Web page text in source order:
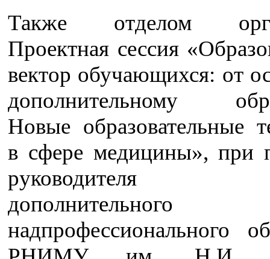
Также отделом
Проектная сессия
вектор обучающихся: от
дополнительному
Новые образовательные
в сфере медицины», при
руководителя
надпрофессионального